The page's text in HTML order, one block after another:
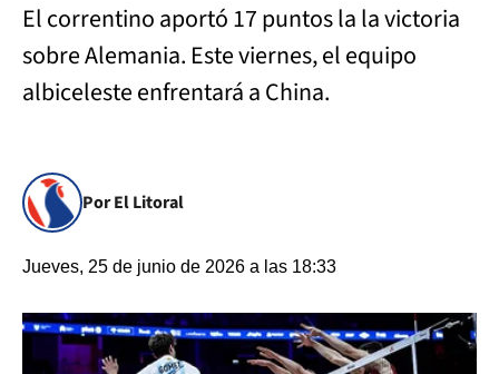
El correntino aportó 17 puntos la la victoria
sobre Alemania. Este viernes, el equipo
albiceleste enfrentará a China.
Por El Litoral
Jueves, 25 de junio de 2026 a las 18:33